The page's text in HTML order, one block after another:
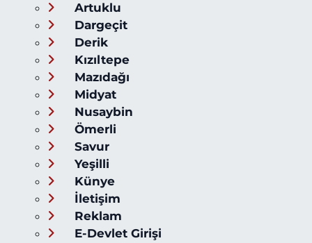
Artuklu
Dargeçit
Derik
Kızıltepe
Mazıdağı
Midyat
Nusaybin
Ömerli
Savur
Yeşilli
Künye
İletişim
Reklam
E-Devlet Girişi